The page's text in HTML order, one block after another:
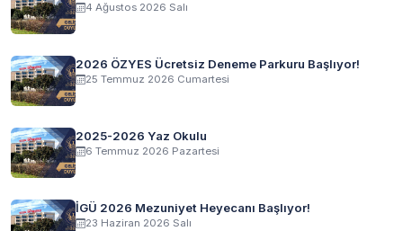
4 Ağustos 2026 Salı
2026 ÖZYES Ücretsiz Deneme Parkuru Başlıyor!
25 Temmuz 2026 Cumartesi
2025-2026 Yaz Okulu
6 Temmuz 2026 Pazartesi
İGÜ 2026 Mezuniyet Heyecanı Başlıyor!
23 Haziran 2026 Salı